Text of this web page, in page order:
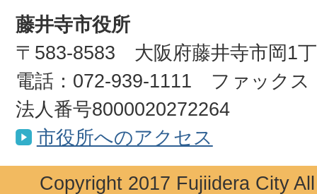
藤井寺市役所
〒583-8583 大阪府藤井寺市岡1
電話：072-939-1111 ファックス
法人番号8000020272264
市役所へのアクセス
Copyright 2017 Fujiidera City